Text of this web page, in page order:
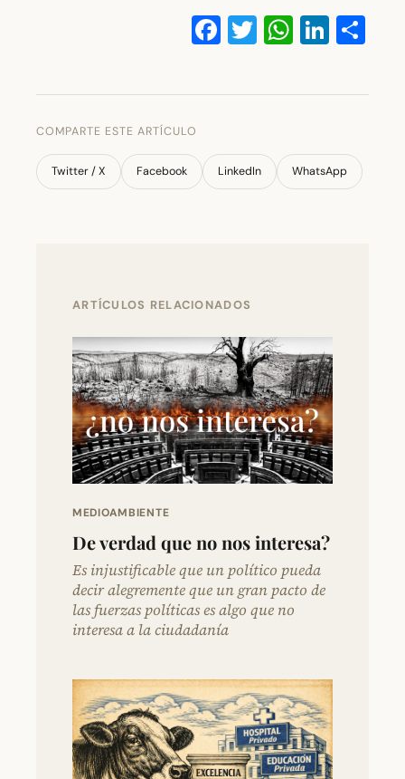
Facebook
Twitter
COMPARTE ESTE ARTÍCULO
Twitter / X Facebook LinkedIn WhatsApp
ARTÍCULOS RELACIONADOS
MEDIOAMBIENTE
De verdad que no nos interesa?
Es injustificable que un político pueda
decir alegremente que un gran pacto de
las fuerzas políticas es algo que no
interesa a la ciudadanía